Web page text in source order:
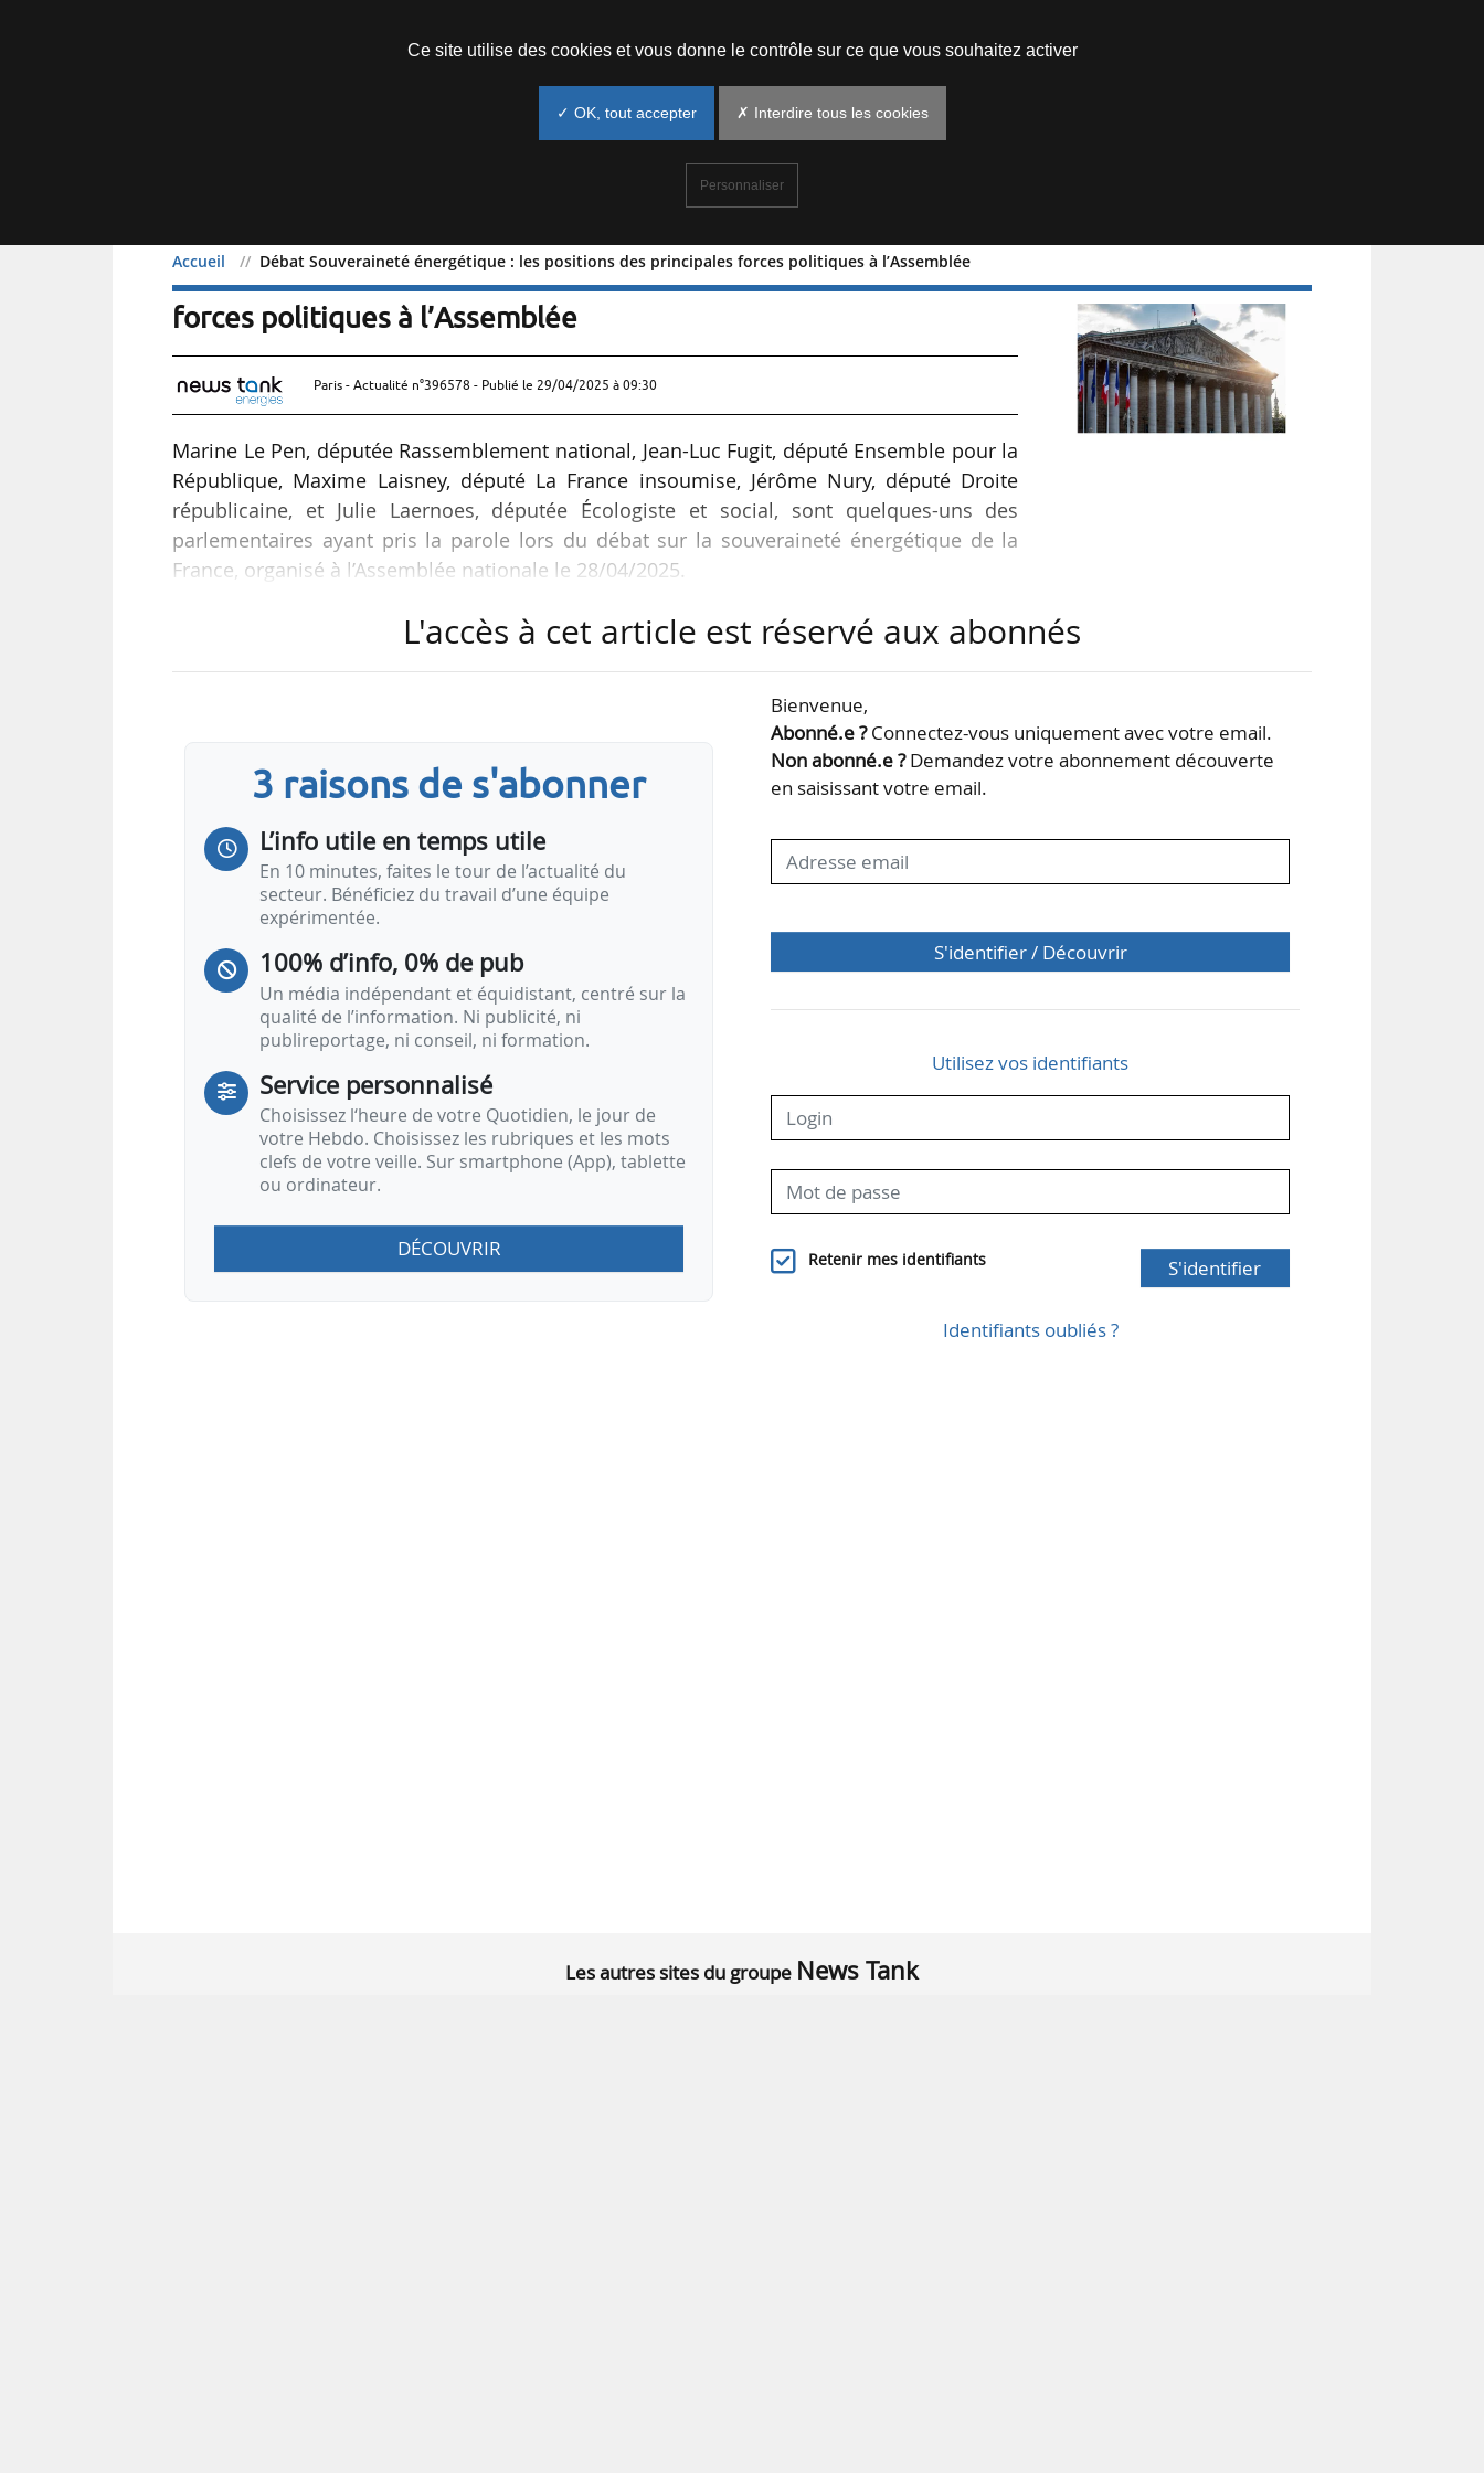
Accueil Débat Souveraineté énergétique : les positions des principales forces politiques à l’Assemblée
Débat Souveraineté énergétique : les positions des principales
forces politiques à l’Assemblée
Paris - Actualité n°396578 - Publié le 29/04/2025 à 09:30
Marine Le Pen, députée Rassemblement national, Jean-Luc Fugit, député Ensemble pour la
République, Maxime Laisney, député La France insoumise, Jérôme Nury, député Droite
républicaine, et Julie Laernoes, députée Écologiste et social, sont quelques-uns des
parlementaires ayant pris la parole lors du débat sur la souveraineté énergétique de la
France, organisé à l’Assemblée nationale le 28/04/2025.
« Évidemment, les positions ne sont pas les mêmes sur ce sujet essentiel de la transition
sur la quasi-intégralité de ces bancs, sur l’idée que nous avons besoin de décarboner
L'accès à cet article est réservé aux abonnés
3 raisons de s'abonner
L’info utile en temps utile
En 10 minutes, faites le tour de l’actualité du
secteur. Bénéficiez du travail d’une équipe
expérimentée.
100% d’info, 0% de pub
Un média indépendant et équidistant, centré sur la
qualité de l’information. Ni publicité, ni
publireportage, ni conseil, ni formation.
Service personnalisé
Choisissez l‘heure de votre Quotidien, le jour de
votre Hebdo. Choisissez les rubriques et les mots
clefs de votre veille. Sur smartphone (App), tablette
ou ordinateur.
DÉCOUVRIR
Bienvenue,
Abonné.e ?Connectez-vous uniquement avec votre email.
Non abonné.e ?Demandez votre abonnement découverte
en saisissant votre email.
S'identifier / Découvrir
Utilisez vos identifiants
Retenir mes identifiants S'identifier
Identifiants oubliés ?
Les autres sites du groupe News Tank
Ce site utilise des cookies et vous donne le contrôle sur ce que vous souhaitez activer
✓ OK, tout accepter ✗ Interdire tous les cookies
Personnaliser